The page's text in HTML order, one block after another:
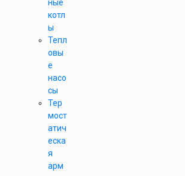
ные
котл
ы
Тепл
овы
е
насо
сы
Тер
мост
атич
еска
я
арм